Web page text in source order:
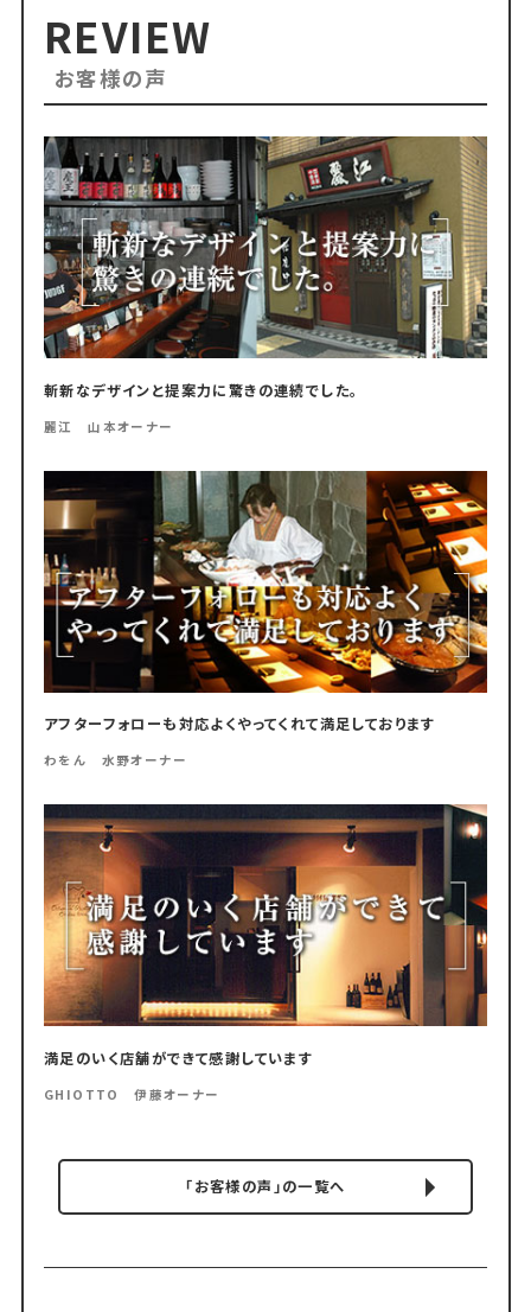
REVIEW
お客様の声
斬新なデザインと提案力に驚きの連続でした。
麗江 山本オーナー
アフターフォローも対応よくやってくれて満足しております
わをん 水野オーナー
満足のいく店舗ができて感謝しています
GHIOTTO 伊藤オーナー
「お客様の声」の一覧へ